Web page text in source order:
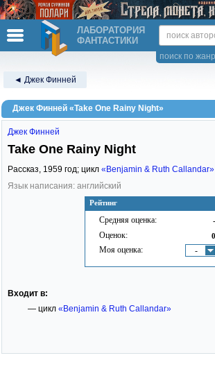
ЛАБОРАТОРИЯ
ФАНТАСТИКИ
поиск по
◄ Джек Финней
Джек Финней «Take One Rainy Night»
Рейтинг
Средняя оценка: -
Оценок: 0
Моя оценка: -
Джек Финней
Take One Rainy Night
Рассказ, 1959 год; цикл «Benjamin & Ruth Callandar»
Язык написания: английский
Входит в:
— цикл «Benjamin & Ruth Callandar»